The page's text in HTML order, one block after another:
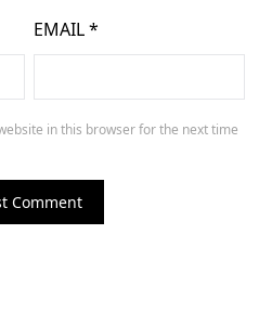
EMAIL*
in this browser for the next time